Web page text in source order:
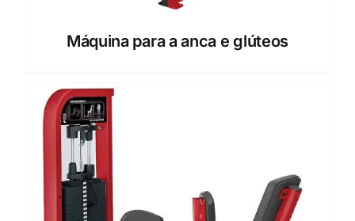
Máquina para a anca e glúteos